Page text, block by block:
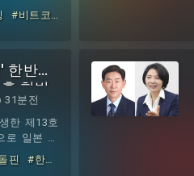
러가 유입
에 따르면,
이 나오고
석가 에릭
어즈 비트
와이즈 오
와이즈 비
비트코인
깃 2배 롱
#비트코
한반도
한반
치 및
31분전
한 제13호
로 일본 오
하고 있
일 오전 3
핀
#한반